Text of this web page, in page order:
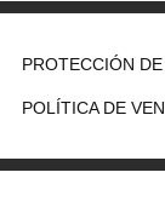
PROTECCIÓN
POLÍTICA DE